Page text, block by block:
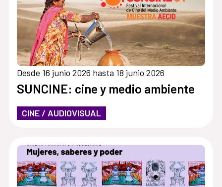
Desde 16 junio 2026 hasta 18 junio 2026
SUNCINE: cine y medio ambiente
CINE / AUDIOVISUAL